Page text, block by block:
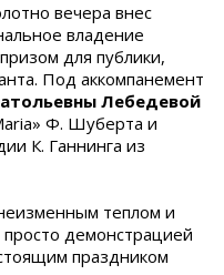
вечера внес
владение
для публики,
Под аккомпанемент
Лебедевой
Ф. Шуберта и
К. Ганнинга из
теплом и
просто демонстрацией
праздником